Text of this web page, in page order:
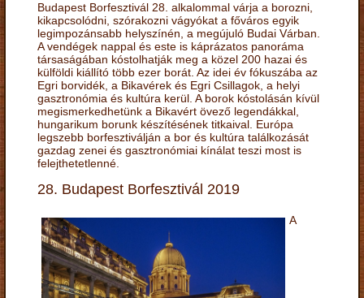
Budapest Borfesztivál 28. alkalommal várja a borozni,
kikapcsolódni, szórakozni vágyókat a főváros egyik
legimpozánsabb helyszínén, a megújuló Budai Várban.
A vendégek nappal és este is káprázatos panoráma
társaságában kóstolhatják meg a közel 200 hazai és
külföldi kiállító több ezer borát. Az idei év fókuszába az
Egri borvidék, a Bikavérek és Egri Csillagok, a helyi
gasztronómia és kultúra kerül. A borok kóstolásán kívül
megismerkedhetünk a Bikavért övező legendákkal,
hungarikum borunk készítésének titkaival. Európa
legszebb borfesztiválján a bor és kultúra találkozását
gazdag zenei és gasztronómiai kínálat teszi most is
felejthetetlenné.
28. Budapest Borfesztivál 2019
A